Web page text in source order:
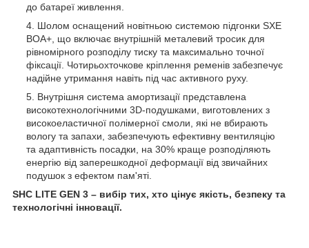
до батареї живлення.
Шолом оснащений новітньою системою підгонки SXE
BOA+, що включає внутрішній металевий тросик для
рівномірного розподілу тиску та максимально точної
фіксації. Чотирьохточкове кріплення ременів забезпечує
надійне утримання навіть під час активного руху.
Внутрішня система амортизації представлена
високотехнологічними 3D-подушками, виготовлених з
високоеластичної полімерної смоли, які не вбирають
вологу та запахи, забезпечують ефективну вентиляцію
та адаптивність посадки, на 30% краще розподіляють
енергію від заперешкодної деформації від звичайних
подушок з ефектом пам'яті.
SHC LITE GEN 3 – вибір тих, хто цінує якість, безпеку та
технологічні інновації.